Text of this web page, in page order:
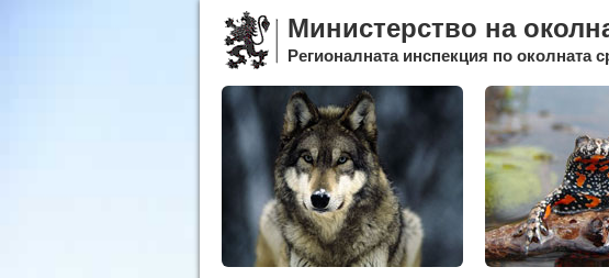
Министерство на
Регионалната инспекция по околната